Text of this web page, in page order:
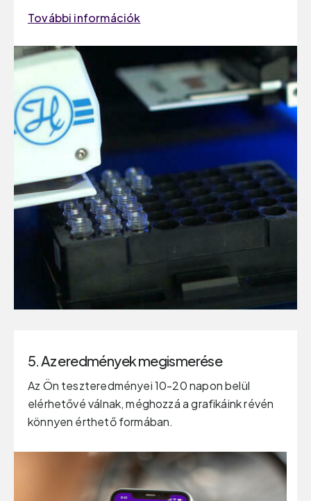
További információk
5. Az eredmények megismerése
Az Ön teszteredményei 10-20 napon belül
elérhetővé válnak, méghozzá a grafikáink révén
könnyen érthető formában.